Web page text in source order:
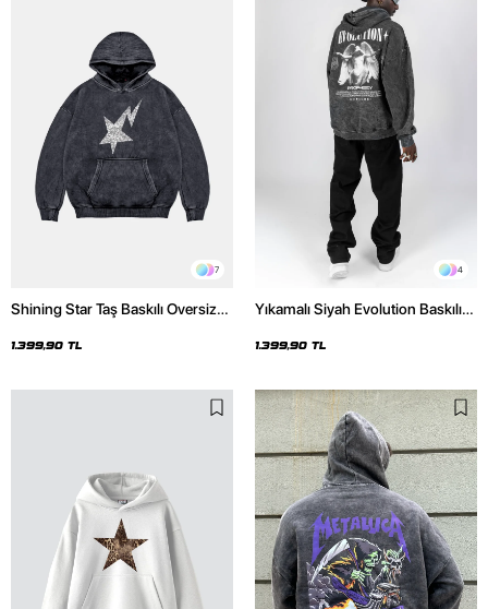
7
Shining Star Taş Baskılı Oversize
Hoodie
1.399,90 TL
4
Yıkamalı Siyah Evolution Baskılı
Hoodie
1.399,90 TL